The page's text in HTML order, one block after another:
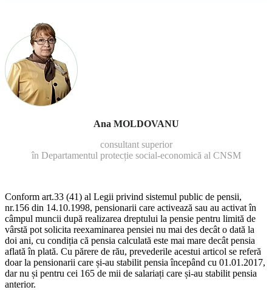
Ana MOLDOVANU
consultant superior
în Departamentul protecție social-economică al CNSM
Conform art.33 (41) al Legii privind sistemul public de pensii,
nr.156 din 14.10.1998, pensionarii care activează sau au activat în
câmpul muncii după realizarea dreptu­lui la pensie pentru limită de
vârstă pot solicita reexa­minarea pensiei nu mai des decât o dată la
doi ani, cu condiția că pensia calculată este mai mare decât pensia
aflată în plată. Cu părere de rău, prevederile acestui arti­col se referă
doar la pensionarii care și-au stabilit pensia începând cu 01.01.2017,
dar nu și pentru cei 165 de mii de salariați care și-au stabilit pensia
anterior.